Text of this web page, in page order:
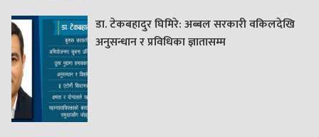
डा. टेकबहादुर घिमिरे: अब्बल सरकारी वकिलदेखि
अनुसन्धान र प्रविधिका ज्ञातासम्म